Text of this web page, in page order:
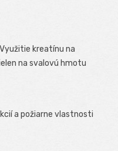
kreatínu na
na svalovú hmotu
a požiarne vlastnosti